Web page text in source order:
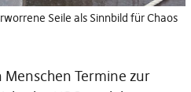
Seile als Sinnbild für Chaos
Termine zur